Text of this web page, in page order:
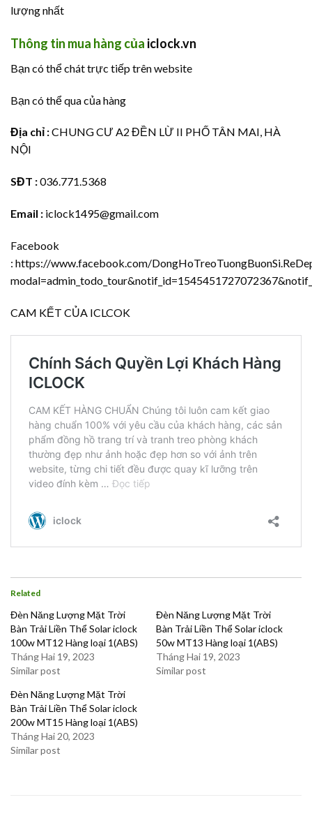
lượng nhất
Thông tin mua hàng của iclock.vn
Bạn có thể chát trực tiếp trên website
Bạn có thể qua của hàng
Địa chỉ :CHUNG CƯ A2 ĐỀN LỪ II PHỐ TÂN MAI, HÀ
NỘI
SĐT :036.771.5368
Email : iclock1495@gmail.com
Facebook
: https://www.facebook.com/
CAM KẾT CỦA ICLCOK
Related
Đèn Năng Lượng Mặt Trời
Bàn Trải Liền Thể Solar iclock
100w MT12 Hàng loại 1(ABS)
Tháng Hai 19, 2023
Similar post
Đèn Năng Lượng Mặt Trời
Bàn Trải Liền Thể Solar iclock
50w MT13 Hàng loại 1(ABS)
Tháng Hai 19, 2023
Similar post
Đèn Năng Lượng Mặt Trời
Bàn Trải Liền Thể Solar iclock
200w MT15 Hàng loại 1(ABS)
Tháng Hai 20, 2023
Similar post